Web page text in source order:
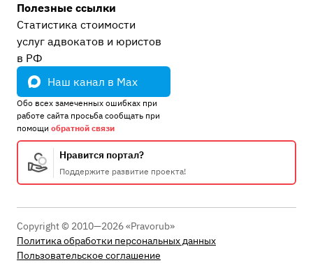
Полезные ссылки
Статистика стоимости
услуг адвокатов и юристов
в РФ
Наш канал в Max
Обо всех замеченных ошибках при
работе сайта просьба сообщать при
помощи обратной связи
Нравится портал?
Поддержите развитие проекта!
Copyright © 2010—2026 «Pravorub»
Политика обработки персональных данных
Пользовательское соглашение